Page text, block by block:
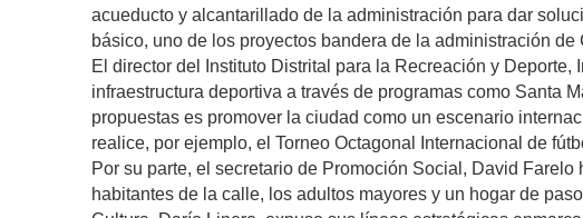
acueducto y alcantarillado de la administración para dar
básico, uno de los proyectos bandera de la administración
El director del Instituto Distrital para la Recreación y
infraestructura deportiva a través de programas como Santa
propuestas es promover la ciudad como un escenario
realice, por ejemplo, el Torneo Octagonal Internacional de
Por su parte, el secretario de Promoción Social, David
habitantes de la calle, los adultos mayores y un hogar de